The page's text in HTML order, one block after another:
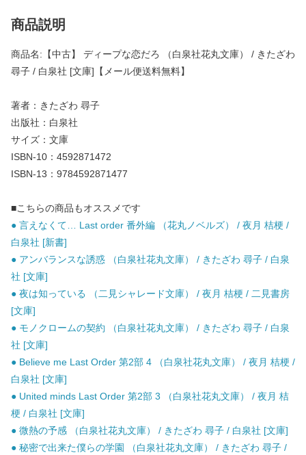
商品説明
商品名:【中古】 ディープな恋だろ （白泉社花丸文庫） / きたざわ
尋子 / 白泉社 [文庫]【メール便送料無料】
著者：きたざわ 尋子
出版社：白泉社
サイズ：文庫
ISBN-10：4592871472
ISBN-13：9784592871477
■こちらの商品もオススメです
● 言えなくて… Last order 番外編 （花丸ノベルズ） / 夜月 桔梗 /
白泉社 [新書]
● アンバランスな誘惑 （白泉社花丸文庫） / きたざわ 尋子 / 白泉
社 [文庫]
● 夜は知っている （二見シャレード文庫） / 夜月 桔梗 / 二見書房
[文庫]
● モノクロームの契約 （白泉社花丸文庫） / きたざわ 尋子 / 白泉
社 [文庫]
● Believe me Last Order 第2部 4 （白泉社花丸文庫） / 夜月 桔梗 /
白泉社 [文庫]
● United minds Last Order 第2部 3 （白泉社花丸文庫） / 夜月 桔
梗 / 白泉社 [文庫]
● 微熱の予感 （白泉社花丸文庫） / きたざわ 尋子 / 白泉社 [文庫]
● 秘密で出来た僕らの学園 （白泉社花丸文庫） / きたざわ 尋子 /